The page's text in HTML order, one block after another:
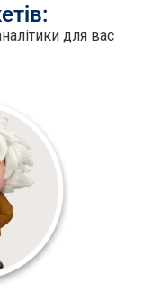
для вас